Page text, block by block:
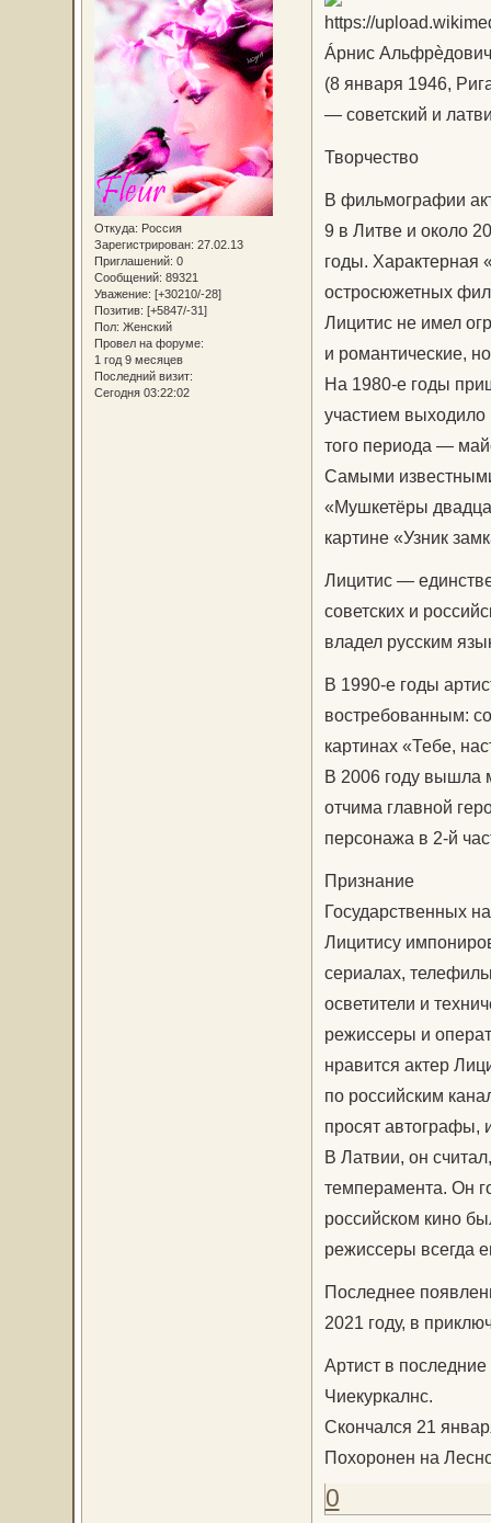
Откуда: Россия
Зарегистрирован: 27.02.13
Приглашений: 0
Сообщений: 89321
Уважение: [+30210/-28]
Позитив: [+5847/-31]
Пол: Женский
Провел на форуме:
1 год 9 месяцев
Последний визит:
Сегодня 03:22:02
Áрнис
(8 января 1946,
— советский и
Творчество
В фильмографии
9 в Литве и около
годы. Характерная
остросюжетных
Лицитис не имел
и романтические,
На 1980-е годы
участием выходило
того периода —
Самыми
«Мушкетёры
картине «Узник
Лицитис —
советских и
владел русским
В 1990-е годы
востребованным:
картинах «Тебе,
В 2006 году вышла
отчима главной
персонажа в 2-й
Признание
Государственных
Лицитису
сериалах,
осветители и
режиссеры и
нравится актер
по российским
просят автографы,
В Латвии, он
темперамента. Он
российском кино
режиссеры всегда
Последнее
2021 году, в
Артист в
Чиекуркалнс.
Скончался 21
Похоронен на
0